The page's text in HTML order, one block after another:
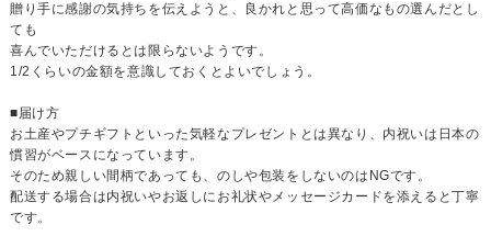
贈り手に感謝の気持ちを伝えようと、良かれと思って高価なもの選んだとし
ても
喜んでいただけるとは限らないようです。
1/2くらいの金額を意識しておくとよいでしょう。
■届け方
お土産やプチギフトといった気軽なプレゼントとは異なり、内祝いは日本の
慣習がベースになっています。
そのため親しい間柄であっても、のしや包装をしないのはNGです。
配送する場合は内祝いやお返しにお礼状やメッセージカードを添えると丁寧
です。